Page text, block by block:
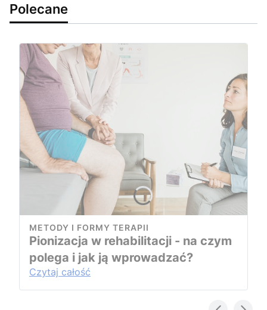
Polecane
METODY I FORMY TERAPII
Pionizacja w rehabilitacji - na czym
polega i jak ją wprowadzać?
Czytaj całość